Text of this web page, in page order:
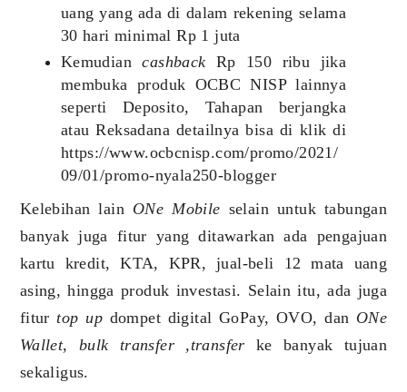
uang yang ada di dalam rekening selama
30 hari minimal Rp 1 juta
Kemudiancashback Rp 150 ribu jika
membuka produk OCBC NISP lainnya
seperti Deposito, Tahapan berjangka
atau Reksadana detailnya bisa di klik di
https://www.ocbcnisp.com/promo/2021/
09/01/promo-nyala250-blogger
Kelebihan lain ONe Mobile selain untuk tabungan
banyak juga fitur yang ditawarkan ada pengajuan
kartu kredit, KTA, KPR, jual-beli 12 mata uang
asing, hingga produk investasi. Selain itu, ada juga
fiturtop up dompet digital GoPay, OVO, dan ONe
Wallet, bulk transfer ,transfer ke banyak tujuan
sekaligus.